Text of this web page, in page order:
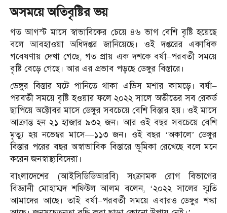
অসময়ে অতিবৃষ্টির ভয়
গত আগস্ট মাসে স্বাভাবিকের চেয়ে ৪৬ ভাগ বেশি বৃষ্টি হয়েছে
বলে আবহাওয়া অধিদপ্তর জানিয়েছে। ওই দপ্তরের একাধিক
গবেষণায় দেখা গেছে, গত প্রায় এক দশকে বর্ষা–পরবর্তী সময়ে
বৃষ্টি বেড়ে গেছে। আর এর প্রভাব পড়ছে ডেঙ্গুর বিস্তারে।
ডেঙ্গুর বিস্তার ঘটে পানিতে থাকা এডিস মশার কামড়ে। বর্ষা–
পরবর্তী সময়ে বৃষ্টি হওয়ার ফলে ২০২২ সালে অতীতের সব রেকর্ড
ছাপিয়ে অক্টোবর মাসে ডেঙ্গুর সবচেয়ে বেশি বিস্তার হয়। ওই মাসে
আক্রান্ত হন ২১ হাজার ৯৩২ জন। আর ওই বছর সবচেয়ে বেশি
মৃত্যু হয় নভেম্বর মাসে—১১৩ জন। ওই বছর ‘অকালে’ ডেঙ্গুর
বিস্তার পরের বছর অস্বাভাবিক বিস্তারে ভূমিকা রেখেছে বলে মনে
করেন জনস্বাস্থ্যবিদেরা।
বাংলাদেশের (আইসিডিডিআরবি) সংক্রামক রোগ বিভাগের
বিজ্ঞানী মোহাম্মদ শফিউল আলম বলেন, ‘২০২২ সালের স্মৃতি
আমাদের আছে। তাই বর্ষা–পরবর্তী সময়ে এবারও ডেঙ্গুর শঙ্কা